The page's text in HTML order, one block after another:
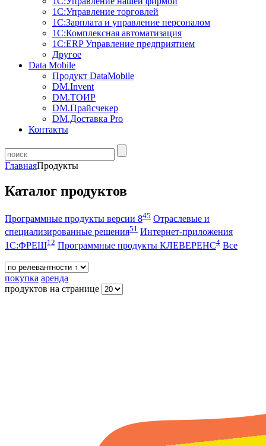
1С:Управление торговлей
1С:Зарплата и управление персоналом
1С:Комплексная автоматизация
1С:ERP Управление предприятием
Другое
Data Mobile
Продукт DataMobile
DM.Invent
DM.ТОИР
DM.Прайсчекер
DM.Доставка Pro
Контакты
ГлавнаяПродукты
Каталог продуктов
Программные продукты версии 845 Отраслевые и
специализированные решения51 Интернет-приложения
1С:ФРЕШ12 Программные продукты КЛЕВЕРЕНС4 Все
покупка аренда
продуктов на странице